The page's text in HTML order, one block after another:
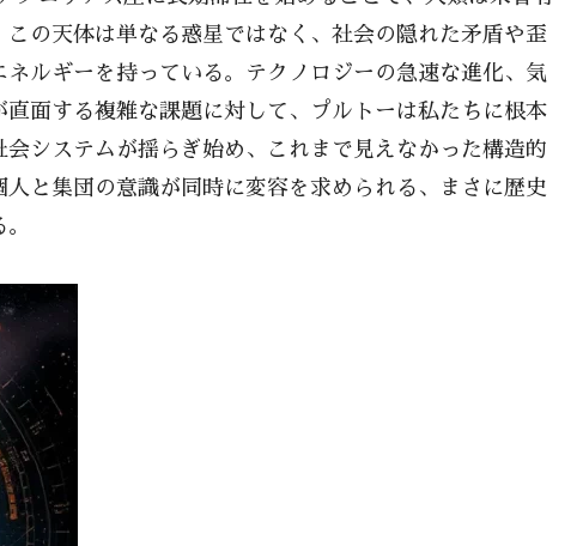
の天体は単なる惑星ではなく、社会の隠れた矛盾や歪
ルギーを持っている。テクノロジーの急速な進化、気
面する複雑な課題に対して、プルトーは私たちに根本
システムが揺らぎ始め、これまで見えなかった構造的
と集団の意識が同時に変容を求められる、まさに歴史